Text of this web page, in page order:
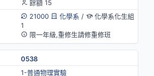
餘額 15
21000
化學系 /
化學系化生組
1
限一年級,重修生請修重修班
0538
1-普通物理實驗